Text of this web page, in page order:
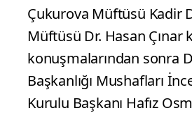
Çukurova Müftüsü Kadir
Müftüsü Dr. Hasan Çınar
konuşmalarından sonra
Başkanlığı Mushafları
Kurulu Başkanı Hafız